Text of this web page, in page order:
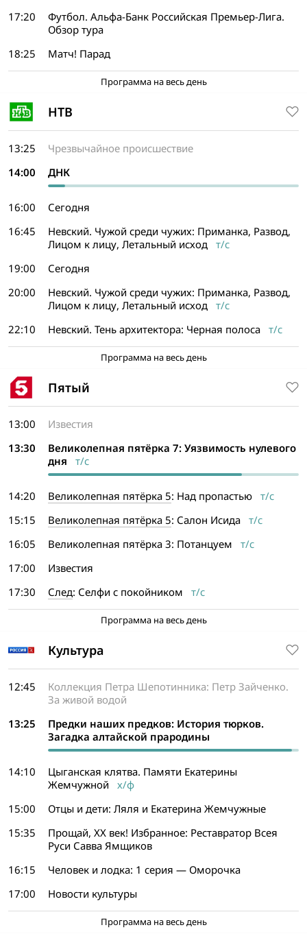
17:20
Футбол. Альфа-Банк Российская Премьер-Лига.
Обзор тура
18:25
Матч! Парад
Программа на весь день
НТВ
13:25
Чрезвычайное происшествие
14:00
ДНК
16:00
Сегодня
16:45
Невский. Чужой среди чужих: Приманка, Развод,
Лицом к лицу, Летальный исход т/с
19:00
Сегодня
20:00
Невский. Чужой среди чужих: Приманка, Развод,
Лицом к лицу, Летальный исход т/с
22:10
Невский. Тень архитектора: Черная полоса т/с
Программа на весь день
Пятый
13:00
Известия
13:30
Великолепная пятёрка 7: Уязвимость нулевого
дня т/с
14:20 Великолепная пятёрка 5: Над пропастью т/с
15:15
Великолепная пятёрка 5: Салон Исида т/с
16:05
Великолепная пятёрка 3: Потанцуем т/с
17:00
Известия
17:30
След: Селфи с покойником т/с
Программа на весь день
Культура
12:45
Коллекция Петра Шепотинника: Петр Зайченко.
За живой водой
13:25
Предки наших предков: История тюрков.
Загадка алтайской прародины
14:10
Цыганская клятва. Памяти Екатерины
Жемчужной х/ф
15:00
Отцы и дети: Ляля и Екатерина Жемчужные
15:35
Прощай, ХХ век! Избранное: Реставратор Всея
Руси Савва Ямщиков
16:15
Человек и лодка: 1 серия — Оморочка
17:00
Новости культуры
Программа на весь день